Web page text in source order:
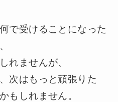
で受けることになった
れませんが、
次はもっと頑張りた
もしれません。